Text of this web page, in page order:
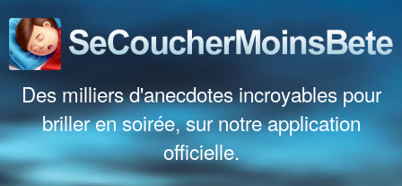
Des milliers d'anecdotes incroyables pour
briller en soirée, sur notre application
officielle.